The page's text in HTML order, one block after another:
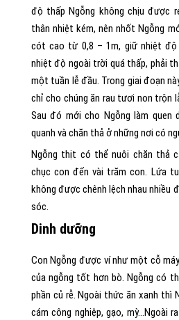
độ thấp Ngỗng không chịu được
thân nhiệt kém, nên nhốt Ngỗng
cót cao từ 0,8 – 1m, giữ nhiệt độ
nhiệt độ ngoài trời quá thấp, phải
một tuần lễ đầu. Trong giai đoạn
chỉ cho chúng ăn rau tươi non trộn
Sau đó mới cho Ngỗng làm quen
quanh và chăn thả ở những nơi có
Ngỗng thịt có thể nuôi chăn thả
chục con đến vài trăm con. Lứa
không được chênh lệch nhau nhiều
sóc.
Dinh dưỡng
Con Ngỗng được ví như một cỗ
của ngỗng tốt hơn bò. Ngỗng có
phần củ rễ. Ngoài thức ăn xanh thì
cám công nghiệp, gạo, mỳ…Ngoài